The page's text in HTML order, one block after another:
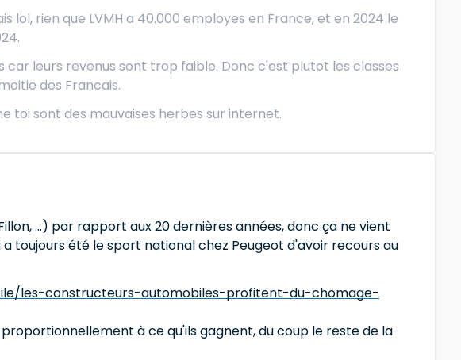
lol, rien que LVMH a 40.000 employes en France, et en 2024 le
leurs revenus sont trop faible. Donc c'est plutot les classes
des Francais.
toi sont des mauvaises herbes sur internet.
...) par rapport aux 20 dernières années, donc ça ne vient
toujours été le sport national chez Peugeot d'avoir recours au
les-constructeurs-automobiles-profitent-du-chomage-
à ce qu'ils gagnent, du coup le reste de la